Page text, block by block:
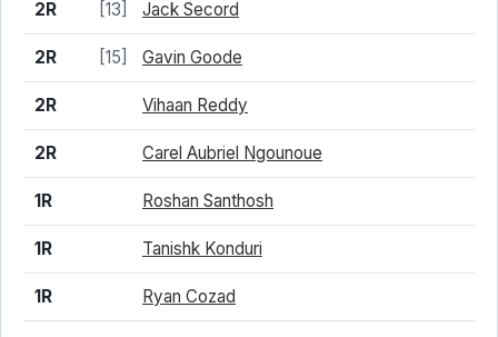
2R [13] Jack Secord
2R [15] Gavin Goode
2R Vihaan Reddy
2R Carel Aubriel Ngounoue
1R Roshan Santhosh
1R Tanishk Konduri
1R Ryan Cozad